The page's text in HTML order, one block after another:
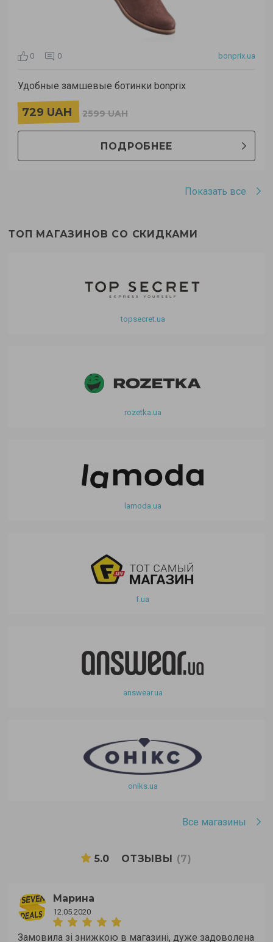
0 0 bonprix.ua
Удобные замшевые ботинки bonprix
729 UAH 2599 UAH
ПОДРОБНЕЕ
Показать все
ТОП МАГАЗИНОВ СО СКИДКАМИ
topsecret.ua
rozetka.ua
lamoda.ua
f.ua
answear.ua
oniks.ua
Все магазины
5.0 ОТЗЫВЫ (7)
Марина
12.05.2020
Замовила зі знижкою в магазині, дуже задоволена